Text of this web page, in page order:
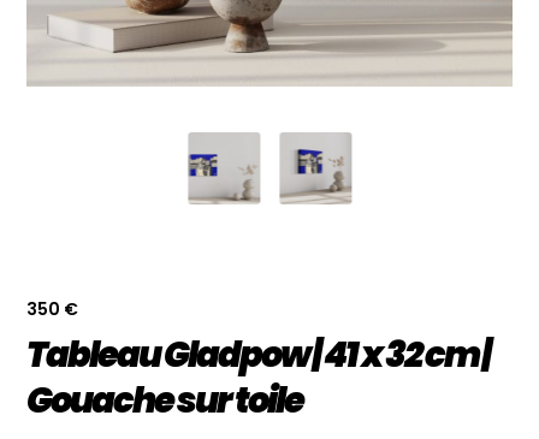
350 €
Tableau Gladpow | 41 x 32 cm |
Gouache sur toile